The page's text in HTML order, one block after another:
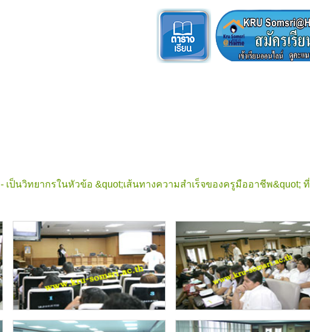
- เป็นวิทยากรในหัวข้อ &quot;เส้นทางความสำเร็จของครูมืออาชีพ&quot; ที่